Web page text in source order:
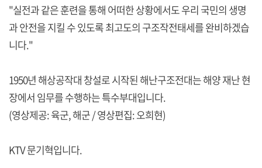
"실전과 같은 훈련을 통해 어떠한 상황에서도 우리 국민의 생명
과 안전을 지킬 수 있도록 최고도의 구조작전태세를 완비하겠습
니다."
1950년 해상공작대 창설로 시작된 해난구조전대는 해양 재난 현
장에서 임무를 수행하는 특수부대입니다.
(영상제공: 육군, 해군 / 영상편집: 오희현)
KTV 문기혁입니다.